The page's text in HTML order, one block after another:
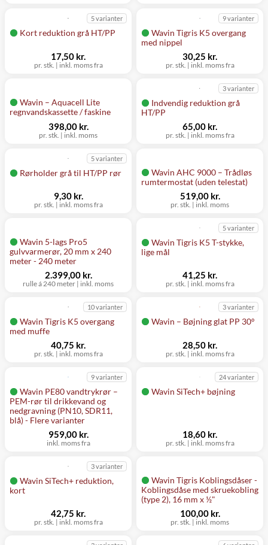
Kort reduktion grå HT/PP
5 varianter
pr. stk. | inkl. moms fra
17,50 kr.
Wavin Tigris K5 overgang
med nippel
9 varianter
pr. stk. | inkl. moms fra
30,25 kr.
Wavin – Aquacell Lite
regnvandskassette / faskine
pr. stk. | inkl. moms
398,00 kr.
Indvendig reduktion grå
HT/PP
3 varianter
pr. stk. | inkl. moms fra
65,00 kr.
Rørholder grå til HT/PP rør
5 varianter
pr. stk. | inkl. moms fra
9,30 kr.
Wavin AHC 9000 – Trådløs
rumtermostat (uden telestat)
pr. stk. | inkl. moms
519,00 kr.
Wavin 5-lags Pro5
gulvvarmerør, 20 mm x 240
meter - 240 meter
rulle á 240 meter | inkl. moms
2.399,00 kr.
Wavin Tigris K5 T-stykke,
lige mål
5 varianter
pr. stk. | inkl. moms fra
41,25 kr.
Wavin Tigris K5 overgang
med muffe
10 varianter
pr. stk. | inkl. moms fra
40,75 kr.
Wavin – Bøjning glat PP 30°
3 varianter
pr. stk. | inkl. moms fra
28,50 kr.
Wavin PE80 vandtrykrør –
PEM-rør til drikkevand og
nedgravning (PN10, SDR11,
blå) - Flere varianter
9 varianter
inkl. moms fra
959,00 kr.
Wavin SiTech+ bøjning
24 varianter
pr. stk. | inkl. moms fra
18,60 kr.
Wavin SiTech+ reduktion,
kort
3 varianter
pr. stk. | inkl. moms fra
42,75 kr.
Wavin Tigris Koblingsdåser -
Koblingsdåse med skruekobling
(type 2), 16 mm x ½"
pr. stk. | inkl. moms
100,00 kr.